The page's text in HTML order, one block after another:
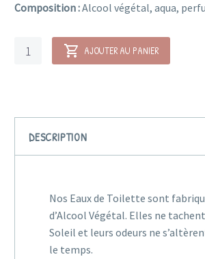
Composition :Alcool végétal, aqua,
quantité
Toilette
Végétal
AJOUTER AU PANIER
DESCRIPTION
Nos Eaux de Toilette sont
d’Alcool Végétal. Elles ne
Soleil et leurs odeurs ne
le temps.